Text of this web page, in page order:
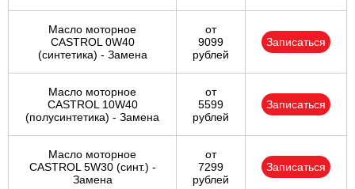
Масло моторное
CASTROL 0W40
(синтетика) - Замена
от
9099
рублей
Записаться
Масло моторное
CASTROL 10W40
(полусинтетика) - Замена
от
5599
рублей
Записаться
Масло моторное
CASTROL 5W30 (синт.) -
Замена
от
7299
рублей
Записаться